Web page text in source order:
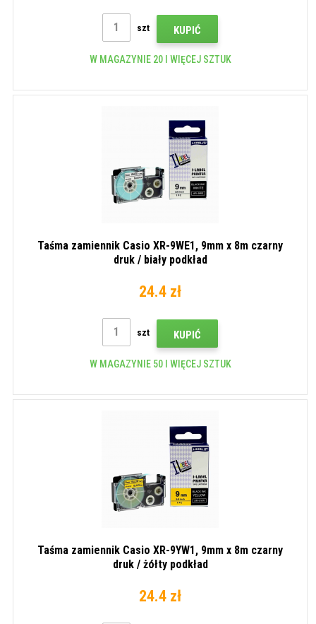
szt KUPIĆ
W MAGAZYNIE 20 I WIĘCEJ SZTUK
Taśma zamiennik Casio XR-9WE1, 9mm x 8m czarny
druk / biały podkład
24.4 zł
szt KUPIĆ
W MAGAZYNIE 50 I WIĘCEJ SZTUK
Taśma zamiennik Casio XR-9YW1, 9mm x 8m czarny
druk / żółty podkład
24.4 zł